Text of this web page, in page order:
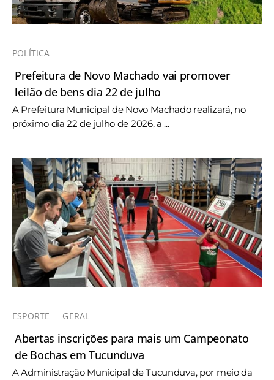
POLÍTICA
Prefeitura de Novo Machado vai promover
leilão de bens dia 22 de julho
A Prefeitura Municipal de Novo Machado realizará, no
próximo dia 22 de julho de 2026, a ...
ESPORTE GERAL
Abertas inscrições para mais um Campeonato
de Bochas em Tucunduva
A Administração Municipal de Tucunduva, por meio da